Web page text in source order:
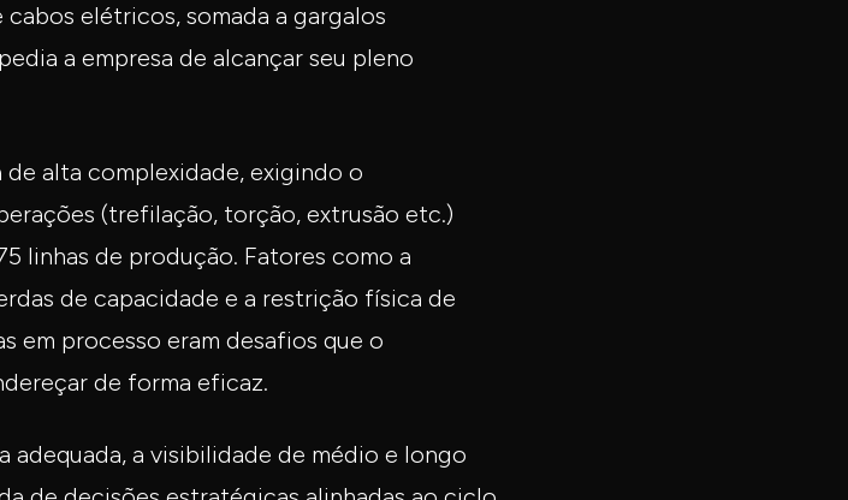
elétricos, somada a gargalos
a empresa de alcançar seu pleno
alta complexidade, exigindo o
(trefilação, torção, extrusão etc.)
linhas de produção. Fatores como a
de capacidade e a restrição física de
em processo eram desafios que o
de forma eficaz.
adequada, a visibilidade de médio e longo